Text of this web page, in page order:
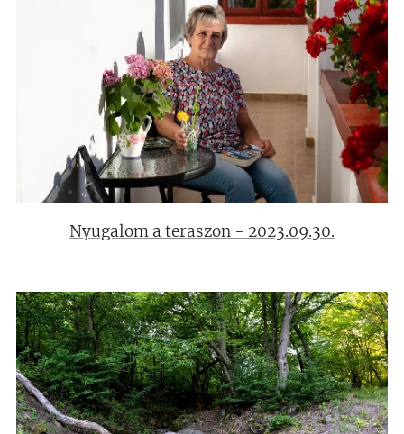
Nyugalom a teraszon - 2023.09.30.